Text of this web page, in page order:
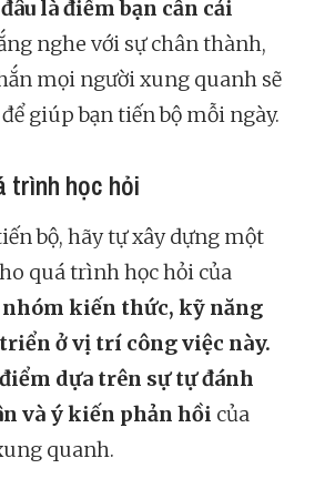
là điểm bạn cần cải
nghe với sự chân thành,
mọi người xung quanh sẽ
giúp bạn tiến bộ mỗi ngày.
trình học hỏi
bộ, hãy tự xây dựng một
quá trình học hỏi của
kiến thức, kỹ năng
ở vị trí công việc này.
điểm dựa trên sự tự đánh
và ý kiến phản hồi của
quanh.